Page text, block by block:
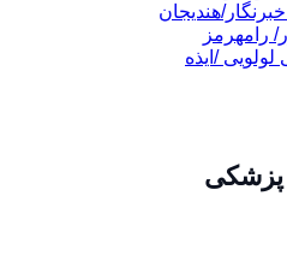
هندیجان
رامهرمز
لولویی /ایذه
پزشکی